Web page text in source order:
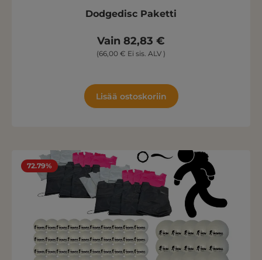
Dodgedisc Paketti
Vain 82,83 €
(66,00 € Ei sis. ALV )
Lisää ostoskoriin
72.79%